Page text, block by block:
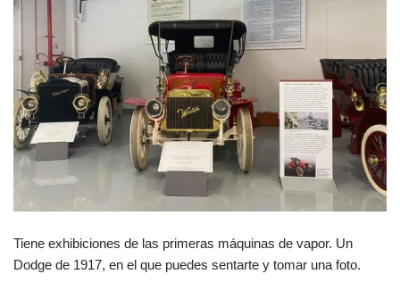
Tiene exhibiciones de las primeras máquinas de vapor. Un
Dodge de 1917, en el que puedes sentarte y tomar una foto.